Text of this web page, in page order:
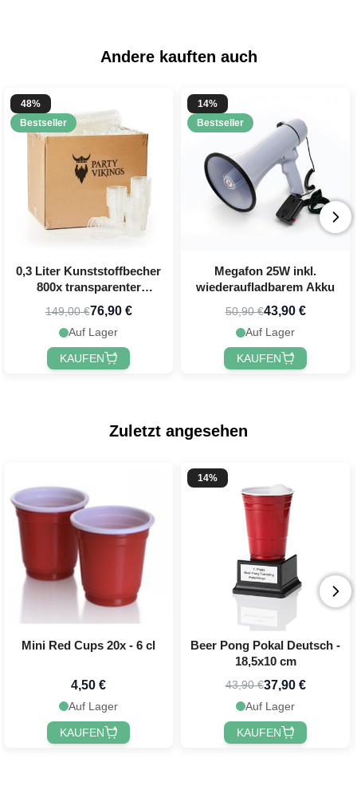
Andere kauften auch
48%
Bestseller
0,3 Liter Kunststoffbecher
800x transparenter
Bierbecher
149,00 €76,90 €
Auf Lager
KAUFEN
14%
Bestseller
Megafon 25W inkl.
wiederaufladbarem Akku
50,90 €43,90 €
Auf Lager
KAUFEN
Zuletzt angesehen
Mini Red Cups 20x - 6 cl
4,50 €
Auf Lager
KAUFEN
14%
Beer Pong Pokal Deutsch -
18,5x10 cm
43,90 €37,90 €
Auf Lager
KAUFEN